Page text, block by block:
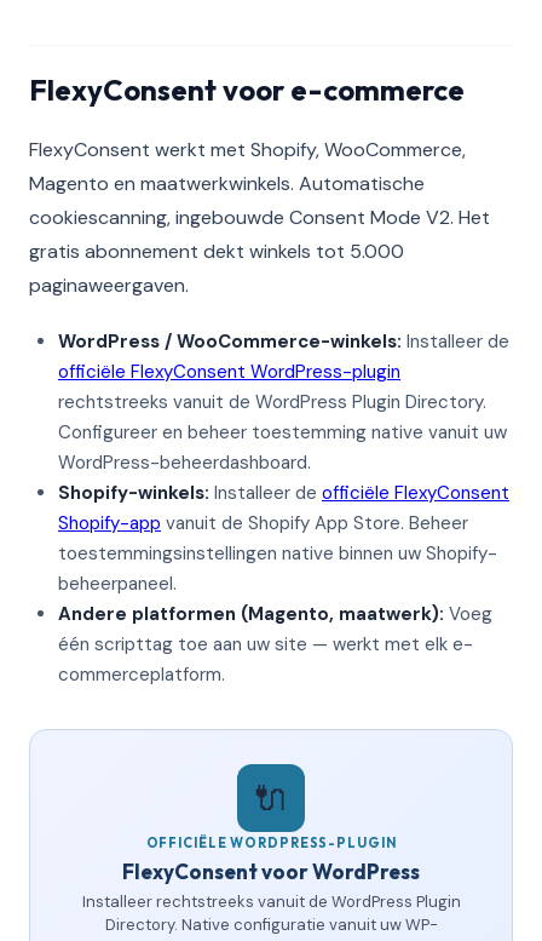
FlexyConsent voor e-commerce
FlexyConsent werkt met Shopify, WooCommerce,
Magento en maatwerkwinkels. Automatische
cookiescanning, ingebouwde Consent Mode V2. Het
gratis abonnement dekt winkels tot 5.000
paginaweergaven.
WordPress / WooCommerce-winkels: Installeer de
officiële FlexyConsent WordPress-plugin
rechtstreeks vanuit de WordPress Plugin Directory.
Configureer en beheer toestemming native vanuit uw
WordPress-beheerdashboard.
Shopify-winkels: Installeer de officiële FlexyConsent
Shopify-app vanuit de Shopify App Store. Beheer
toestemmingsinstellingen native binnen uw Shopify-
beheerpaneel.
Andere platformen (Magento, maatwerk): Voeg
één scripttag toe aan uw site — werkt met elk e-
commerceplatform.
🔌
OFFICIËLE WORDPRESS-PLUGIN
FlexyConsent voor WordPress
Installeer rechtstreeks vanuit de WordPress Plugin
Directory. Native configuratie vanuit uw WP-